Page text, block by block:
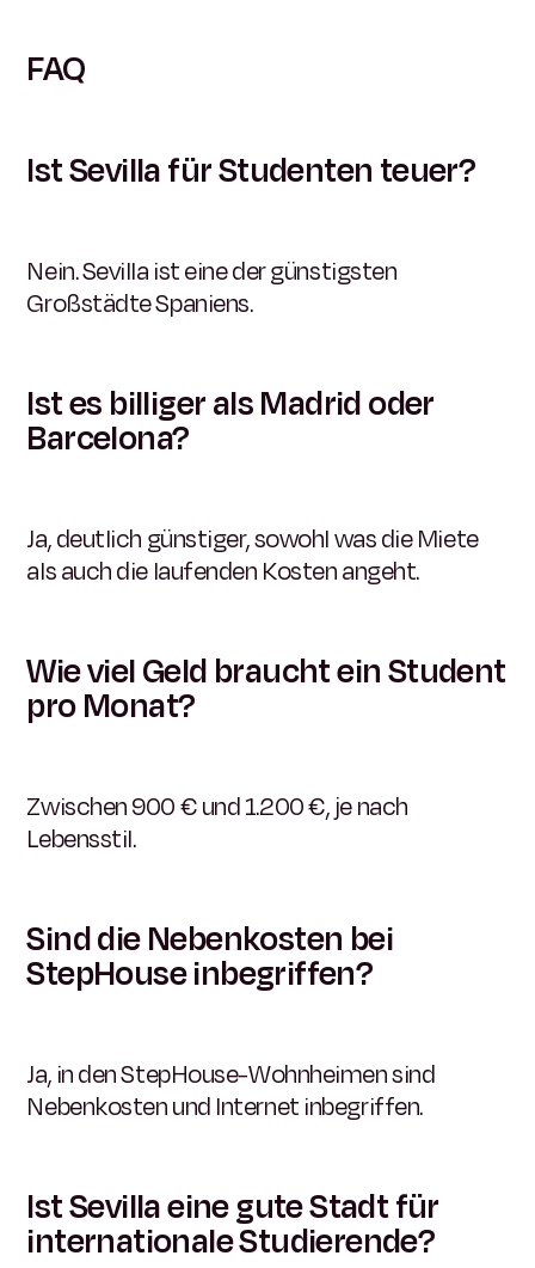
FAQ
Ist Sevilla für Studenten teuer?
Nein. Sevilla ist eine der günstigsten
Großstädte Spaniens.
Ist es billiger als Madrid oder
Barcelona?
Ja, deutlich günstiger, sowohl was die Miete
als auch die laufenden Kosten angeht.
Wie viel Geld braucht ein Student
pro Monat?
Zwischen 900 € und 1.200 €, je nach
Lebensstil.
Sind die Nebenkosten bei
StepHouse inbegriffen?
Ja, in den StepHouse-Wohnheimen sind
Nebenkosten und Internet inbegriffen.
Ist Sevilla eine gute Stadt für
internationale Studierende?